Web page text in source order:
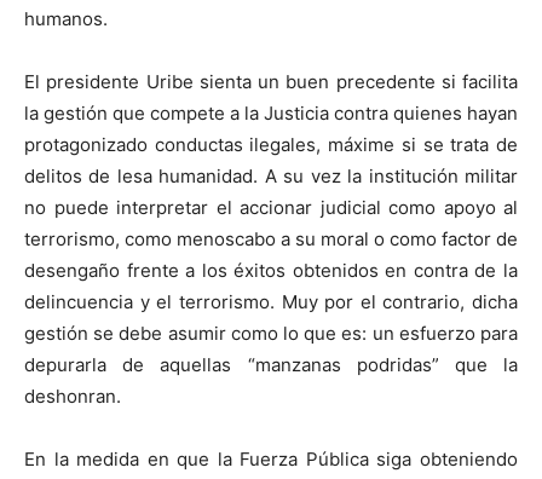
humanos.
El presidente Uribe sienta un buen precedente si facilita
la gestión que compete a la Justicia contra quienes hayan
protagonizado conductas ilegales, máxime si se trata de
delitos de lesa humanidad. A su vez la institución militar
no puede interpretar el accionar judicial como apoyo al
terrorismo, como menoscabo a su moral o como factor de
desengaño frente a los éxitos obtenidos en contra de la
delincuencia y el terrorismo. Muy por el contrario, dicha
gestión se debe asumir como lo que es: un esfuerzo para
depurarla de aquellas “manzanas podridas” que la
deshonran.
En la medida en que la Fuerza Pública siga obteniendo